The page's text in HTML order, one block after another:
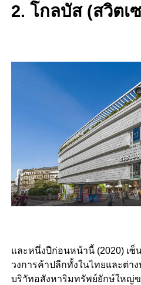
2. โกลบัส (สวิตเ
และหนึ่งปีก่อนหน้านี้ (2020) เซ็
วงการค้าปลีกทั้งในไทยและต่า
บริาัทอสังหาริมทรัพย์ยักษ์ใหญ่ข